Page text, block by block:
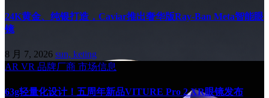
24K黄金、纯银打造，Caviar推出奢华版Ray-Ban Meta智能眼
镜
8 月 7, 2026 sun, keting
AR VR 品牌厂商 市场信息
63g轻量化设计！五周年新品VITURE Pro 2 XR眼镜发布